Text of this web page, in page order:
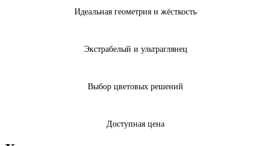
Идеальная геометрия и жёсткость
Экстрабелый и ультраглянец
Выбор цветовых решений
Доступная цена